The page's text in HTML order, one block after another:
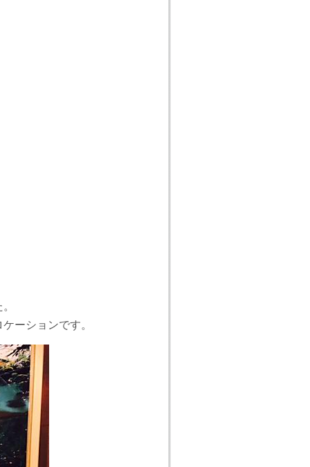
ーションです。